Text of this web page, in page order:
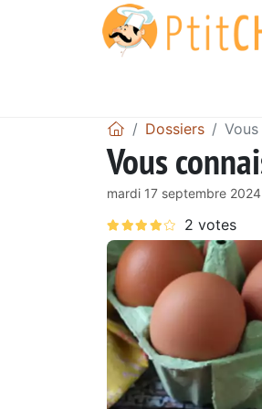
Dossiers
Vous
mardi 17 septembre